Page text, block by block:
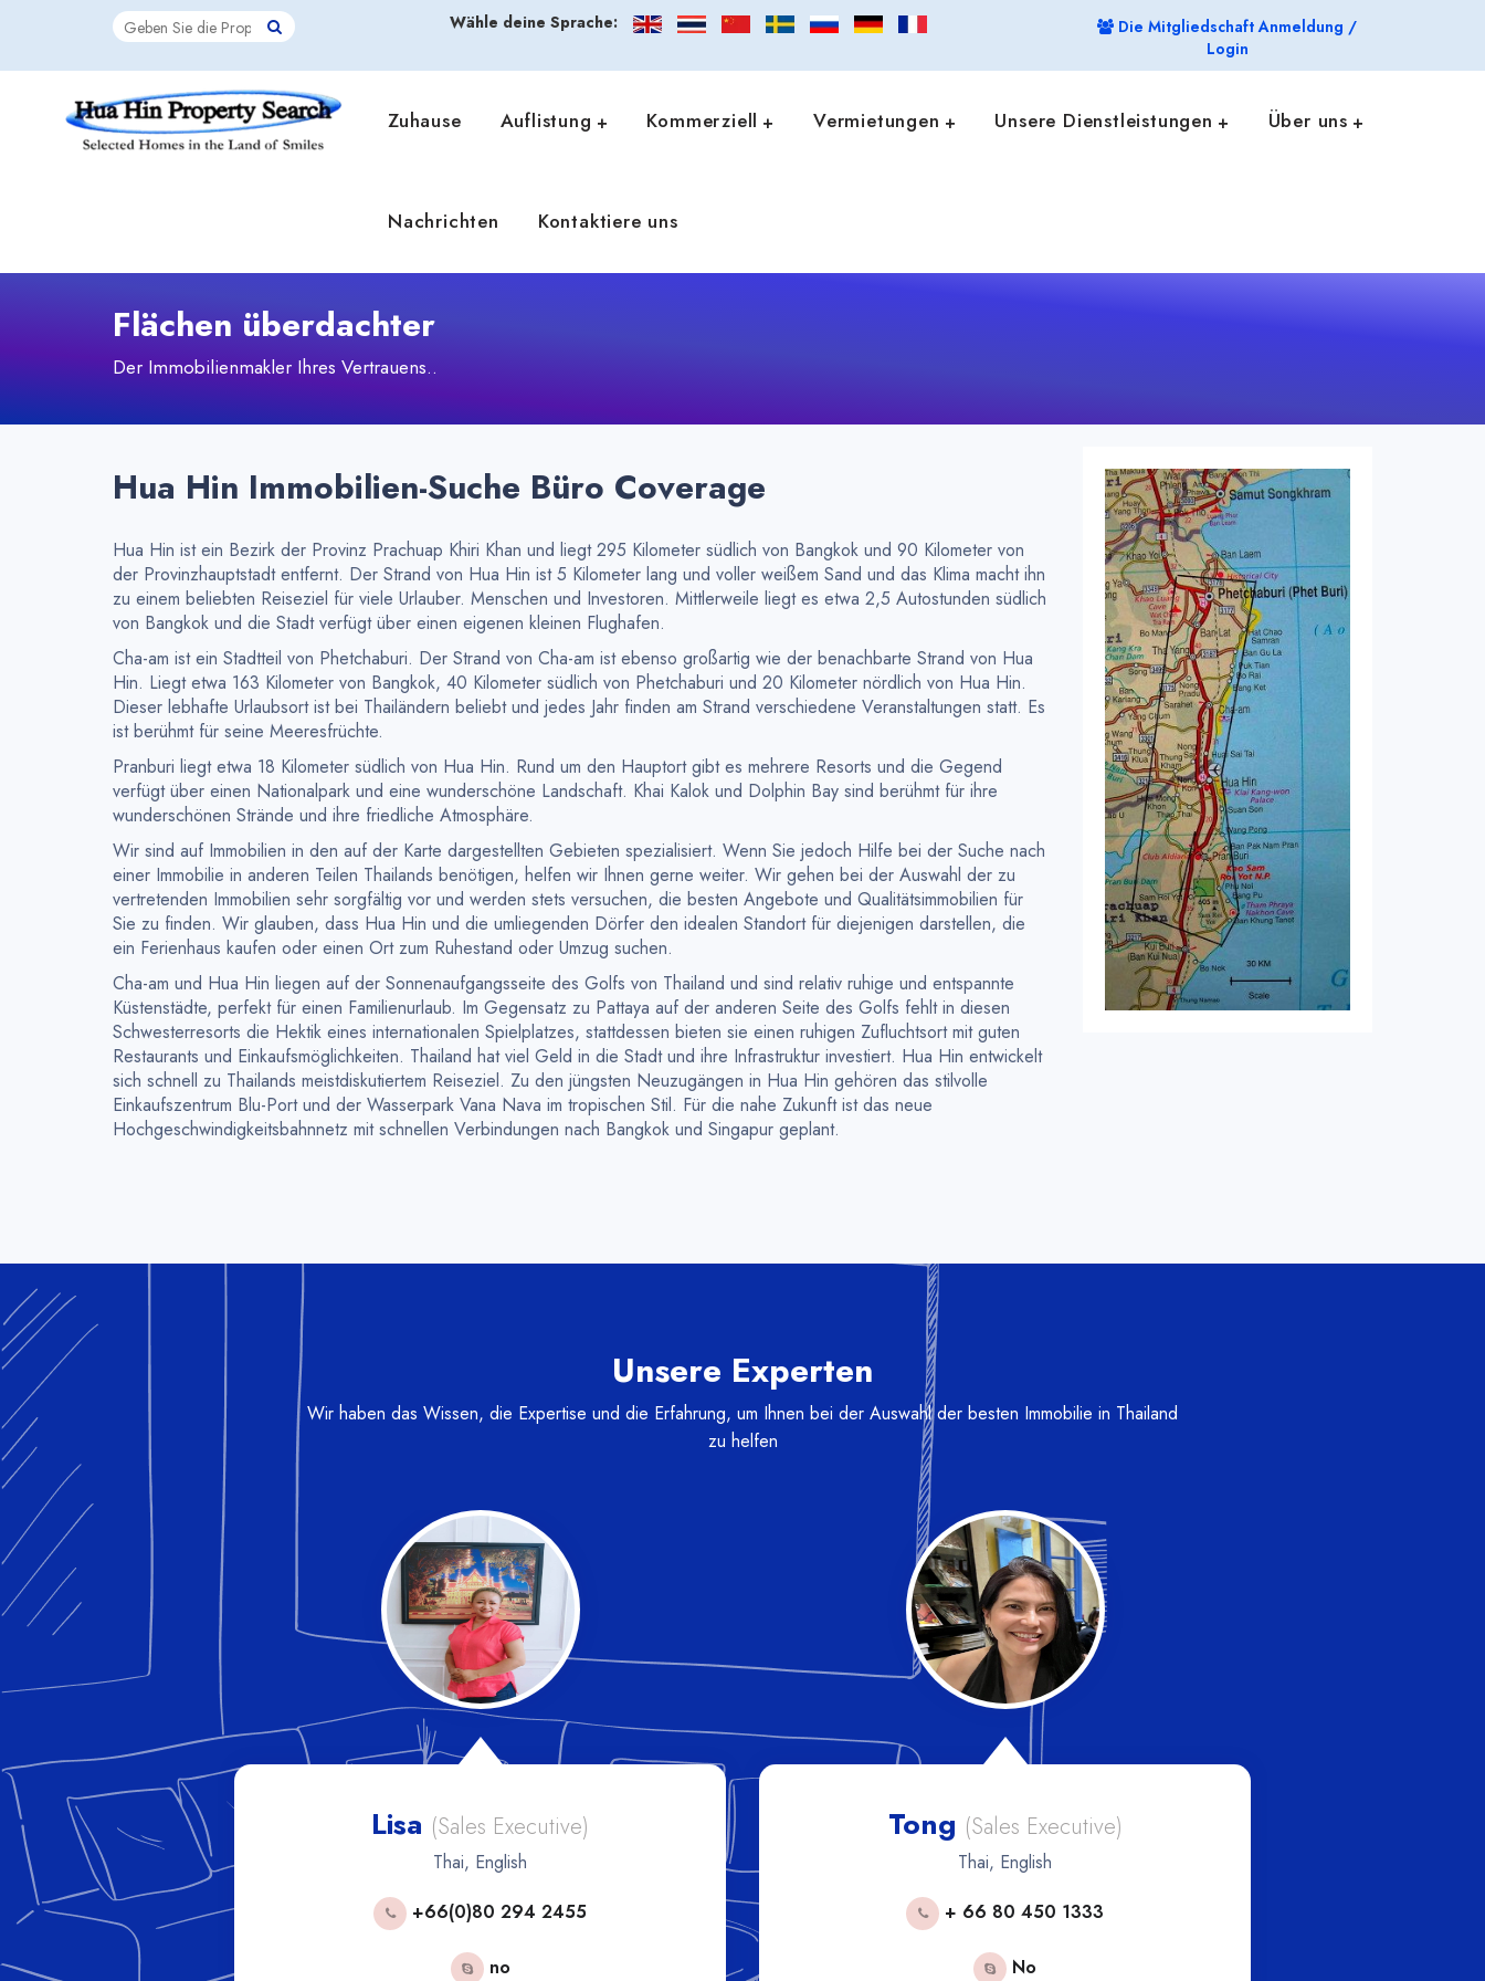
Wähle deine Sprache:
Die Mitgliedschaft Anmeldung /
Login
Zuhause Auflistung Kommerziell Vermietungen Unsere Dienstleistungen Über uns
Nachrichten Kontaktiere uns
Flächen überdachter
Der Immobilienmakler Ihres Vertrauens..
Hua Hin Immobilien-Suche Büro Coverage
Hua Hin ist ein Bezirk der Provinz Prachuap Khiri Khan und liegt 295 Kilometer südlich von Bangkok und 90 Kilometer von
der Provinzhauptstadt entfernt. Der Strand von Hua Hin ist 5 Kilometer lang und voller weißem Sand und das Klima macht ihn
zu einem beliebten Reiseziel für viele Urlauber. Menschen und Investoren. Mittlerweile liegt es etwa 2,5 Autostunden südlich
von Bangkok und die Stadt verfügt über einen eigenen kleinen Flughafen.
Cha-am ist ein Stadtteil von Phetchaburi. Der Strand von Cha-am ist ebenso großartig wie der benachbarte Strand von Hua
Hin. Liegt etwa 163 Kilometer von Bangkok, 40 Kilometer südlich von Phetchaburi und 20 Kilometer nördlich von Hua Hin.
Dieser lebhafte Urlaubsort ist bei Thailändern beliebt und jedes Jahr finden am Strand verschiedene Veranstaltungen statt. Es
ist berühmt für seine Meeresfrüchte.
Pranburi liegt etwa 18 Kilometer südlich von Hua Hin. Rund um den Hauptort gibt es mehrere Resorts und die Gegend
verfügt über einen Nationalpark und eine wunderschöne Landschaft. Khai Kalok und Dolphin Bay sind berühmt für ihre
wunderschönen Strände und ihre friedliche Atmosphäre.
Wir sind auf Immobilien in den auf der Karte dargestellten Gebieten spezialisiert. Wenn Sie jedoch Hilfe bei der Suche nach
einer Immobilie in anderen Teilen Thailands benötigen, helfen wir Ihnen gerne weiter. Wir gehen bei der Auswahl der zu
vertretenden Immobilien sehr sorgfältig vor und werden stets versuchen, die besten Angebote und Qualitätsimmobilien für
Sie zu finden. Wir glauben, dass Hua Hin und die umliegenden Dörfer den idealen Standort für diejenigen darstellen, die
ein Ferienhaus kaufen oder einen Ort zum Ruhestand oder Umzug suchen.
Cha-am und Hua Hin liegen auf der Sonnenaufgangsseite des Golfs von Thailand und sind relativ ruhige und entspannte
Küstenstädte, perfekt für einen Familienurlaub. Im Gegensatz zu Pattaya auf der anderen Seite des Golfs fehlt in diesen
Schwesterresorts die Hektik eines internationalen Spielplatzes, stattdessen bieten sie einen ruhigen Zufluchtsort mit guten
Restaurants und Einkaufsmöglichkeiten. Thailand hat viel Geld in die Stadt und ihre Infrastruktur investiert. Hua Hin entwickelt
sich schnell zu Thailands meistdiskutiertem Reiseziel. Zu den jüngsten Neuzugängen in Hua Hin gehören das stilvolle
Einkaufszentrum Blu-Port und der Wasserpark Vana Nava im tropischen Stil. Für die nahe Zukunft ist das neue
Hochgeschwindigkeitsbahnnetz mit schnellen Verbindungen nach Bangkok und Singapur geplant.
Unsere Experten
Wir haben das Wissen, die Expertise und die Erfahrung, um Ihnen bei der Auswahl der besten Immobilie in Thailand
zu helfen
Manager) Lisa (Sales Executive)
Thai, English
+66(0)80 294 2455
no
Tong (Sales Executive)
Thai, English
+ 66 80 450 1333
No